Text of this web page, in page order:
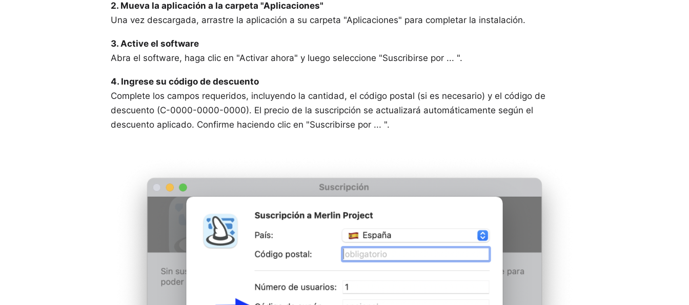
2. Mueva la aplicación a la carpeta "Aplicaciones"
Una vez descargada, arrastre la aplicación a su carpeta "Aplicaciones" para completar la instalación.
3. Active el software
Abra el software, haga clic en "Activar ahora" y luego seleccione "Suscribirse por ... ".
4. Ingrese su código de descuento
Complete los campos requeridos, incluyendo la cantidad, el código postal (si es necesario) y el código de
descuento (C-0000-0000-0000). El precio de la suscripción se actualizará automáticamente según el
descuento aplicado. Confirme haciendo clic en "Suscribirse por ... ".